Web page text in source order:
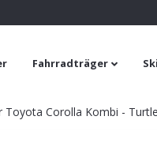
Fahrradträger
Toyota Corolla Kombi -